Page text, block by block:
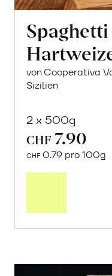
von Cooperativa
Sizilien
2 x 500g
CHF 7.90
CHF 0.79 pro 100g